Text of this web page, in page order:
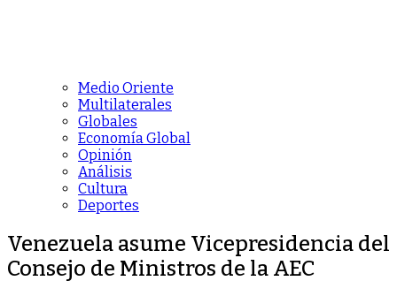
Medio Oriente
Multilaterales
Globales
Economía Global
Opinión
Análisis
Cultura
Deportes
Venezuela asume Vicepresidencia del
Consejo de Ministros de la AEC